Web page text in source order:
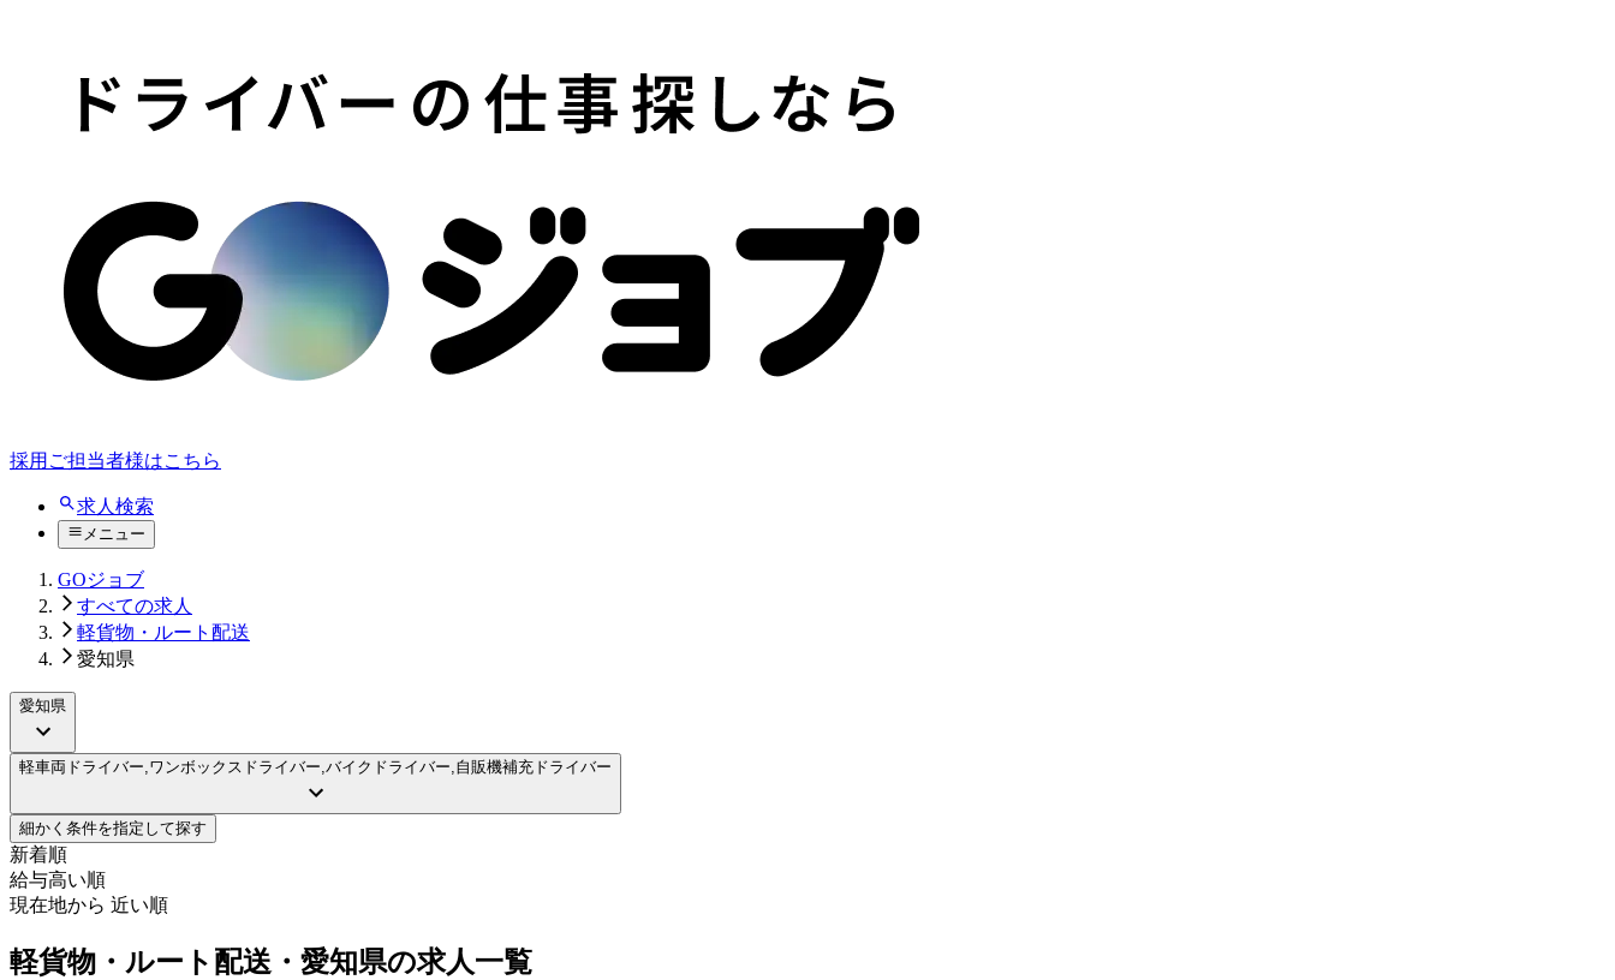
採用ご担当者様はこちら
求人検索
メニュー
GOジョブ
すべての求人
軽貨物・ルート配送
愛知県
愛知県
軽車両ドライバー,ワンボックスドライバー,バイクドライバー,自販機補充ドライバー
細かく条件を指定して探す
新着順
給与高い順
現在地から 近い順
軽貨物・ルート配送・愛知県の求人一覧